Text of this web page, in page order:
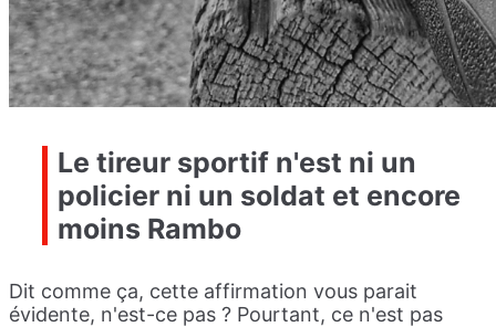
Le tireur sportif n'est ni un
policier ni un soldat et encore
moins Rambo
Dit comme ça, cette affirmation vous parait
évidente, n'est-ce pas ? Pourtant, ce n'est pas